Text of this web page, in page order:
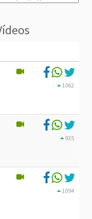
1062
935
1094